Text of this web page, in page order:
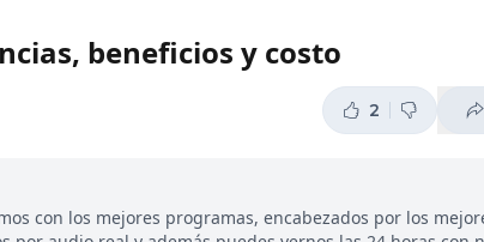
beneficios y costo
2
con los mejores programas, encabezados por los